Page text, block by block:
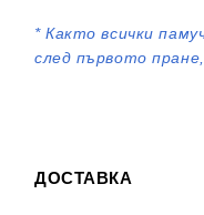
*Както всички
след първото
ДОСТАВКА